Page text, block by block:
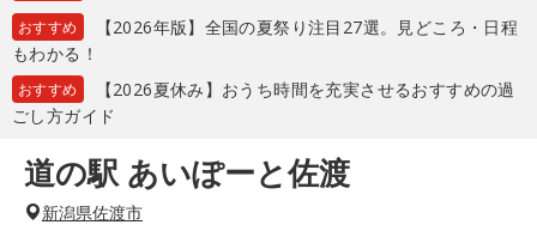
おすすめ
【2026年版】全国の夏祭り注目27選。見どころ・日程
もわかる！
おすすめ
【2026夏休み】おうち時間を充実させるおすすめの過
ごし方ガイド
道の駅 あいぽーと佐渡
新潟県佐渡市